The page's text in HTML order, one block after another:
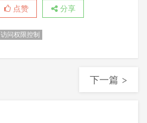
点赞 分享
访问权限控制
下一篇 >